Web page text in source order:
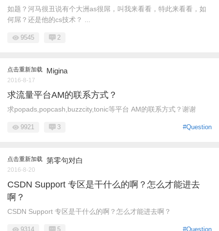
如题？河马很丑说有个大洲as很屌，叫我来看看，特此来看看，如
何屌？还是他的cs技术？ ...
9545 2
点击重新加载 Migina
2016-8-17
求流量平台AM的联系方式？
求popads,popcash,buzzcity,tonic等平台 AM的联系方式？谢谢
#Question
9921 3
点击重新加载 第零句对白
2016-8-20
CSDN Support 专区是干什么的啊？怎么才能进去
啊？
CSDN Support 专区是干什么的啊？怎么才能进去啊？
#Question
9314 5